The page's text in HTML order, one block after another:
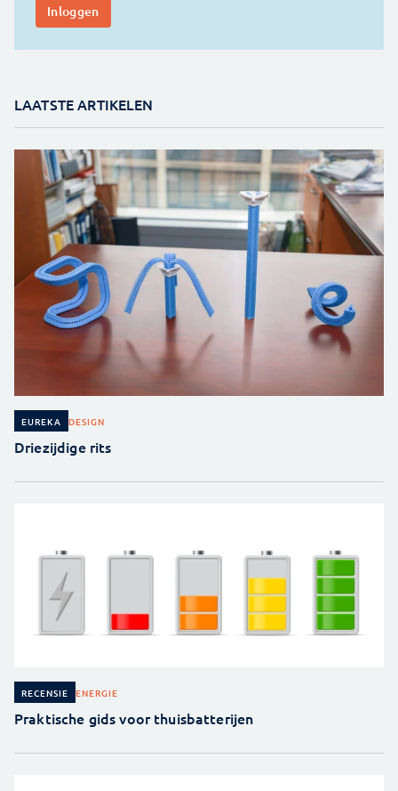
LAATSTE ARTIKELEN
EUREKA DESIGN
Driezijdige rits
RECENSIE ENERGIE
Praktische gids voor thuisbatterijen